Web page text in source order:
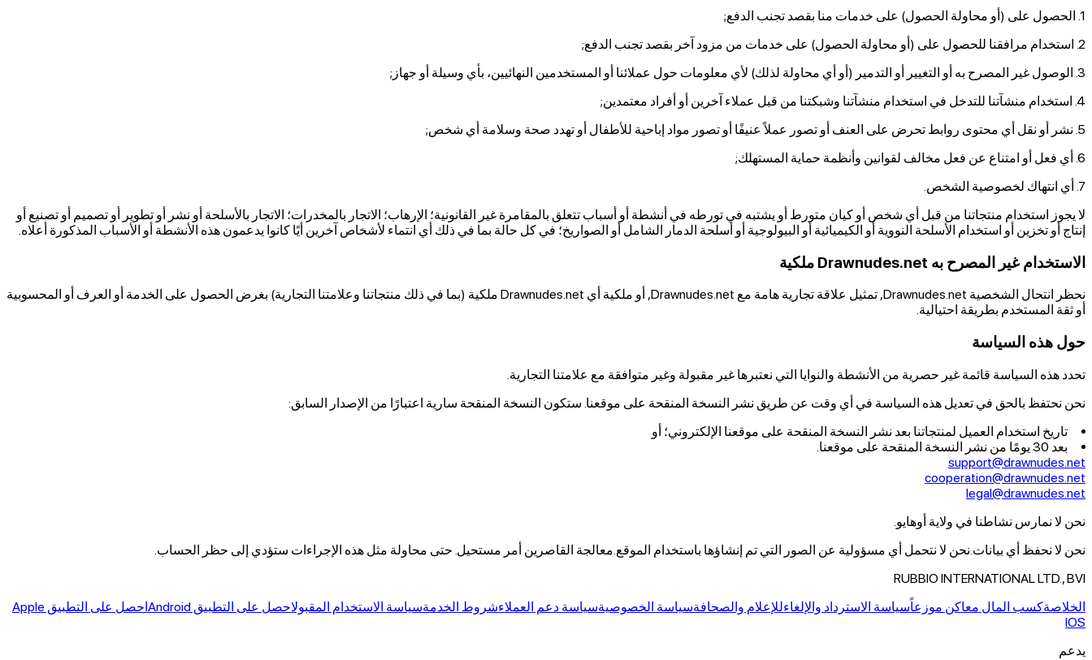
1. الحصول على (أو محاولة الحصول) على خدمات منا بقصد تجنب الدفع;
2. استخدام مرافقنا للحصول على (أو محاولة الحصول) على خدمات من مزود آخر بقصد تجنب الدفع;
3. الوصول غير المصرح به أو التغيير أو التدمير (أو أي محاولة لذلك) لأي معلومات حول عملائنا أو المستخدمين النهائيين، بأي وسيلة أو جهاز;
4. استخدام منشآتنا للتدخل في استخدام منشآتنا وشبكتنا من قبل عملاء آخرين أو أفراد معتمدين;
5. نشر أو نقل أي محتوى روابط تحرض على العنف أو تصور عملاً عنيفًا أو تصور مواد إباحية للأطفال أو تهدد صحة وسلامة أي شخص;
6. أي فعل أو امتناع عن فعل مخالف لقوانين وأنظمة حماية المستهلك;
7. أي انتهاك لخصوصية الشخص.
لا يجوز استخدام منتجاتنا من قبل أي شخص أو كيان متورط أو يشتبه في تورطه في أنشطة أو أسباب تتعلق بالمقامرة غير القانونية؛ الإرهاب؛ الاتجار بالمخدرات؛ الاتجار بالأسلحة أو نشر أو تطوير أو تصميم أو تصنيع أو
إنتاج أو تخزين أو استخدام الأسلحة النووية أو الكيميائية أو البيولوجية أو أسلحة الدمار الشامل أو الصواريخ؛ في كل حالة بما في ذلك أي انتماء لأشخاص آخرين أيًا كانوا يدعمون هذه الأنشطة أو الأسباب المذكورة أعلاه.
الاستخدام غير المصرح به Drawnudes.net ملكية
نحظر انتحال الشخصية Drawnudes.net, تمثيل علاقة تجارية هامة مع Drawnudes.net, أو ملكية أي Drawnudes.net ملكية (بما في ذلك منتجاتنا وعلامتنا التجارية) بغرض الحصول على الخدمة أو العرف أو المحسوبية
أو ثقة المستخدم بطريقة احتيالية.
حول هذه السياسة
تحدد هذه السياسة قائمة غير حصرية من الأنشطة والنوايا التي نعتبرها غير مقبولة وغير متوافقة مع علامتنا التجارية.
نحن نحتفظ بالحق في تعديل هذه السياسة في أي وقت عن طريق نشر النسخة المنقحة على موقعنا. ستكون النسخة المنقحة سارية اعتبارًا من الإصدار السابق:
تاريخ استخدام العميل لمنتجاتنا بعد نشر النسخة المنقحة على موقعنا الإلكتروني؛ أو
بعد 30 يومًا من نشر النسخة المنقحة على موقعنا.
support@drawnudes.net
cooperation@drawnudes.net
legal@drawnudes.net
نحن لا نمارس نشاطنا في ولاية أوهايو.
نحن لا نحفظ أي بيانات. نحن لا نتحمل أي مسؤولية عن الصور التي تم إنشاؤها باستخدام الموقع. معالجة القاصرين أمر مستحيل. حتى محاولة مثل هذه الإجراءات ستؤدي إلى حظر الحساب.
RUBBIO INTERNATIONAL LTD., BVI
الخلاصةكسب المال معاكن موزعاًسياسة الاسترداد والإلغاءللإعلام والصحافةسياسة الخصوصيةسياسة دعم العملاءشروط الخدمةسياسة الاستخدام المقبولاحصل على التطبيق Android
احصل على التطبيق Apple
IOS
يدعم